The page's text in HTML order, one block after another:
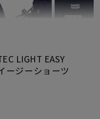
LIGHT EASY
ジーショーツ